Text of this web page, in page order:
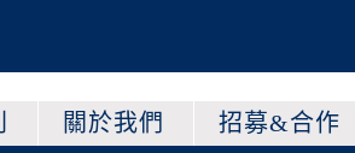
關於我們 招募&合作